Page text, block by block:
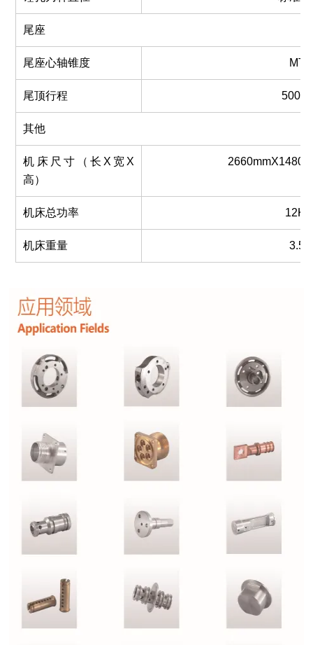
尾座
尾座心轴锥度 MT5
尾顶行程
其他
机床尺寸（长X宽X
高）
机床总功率 12
机床重量 3.5T